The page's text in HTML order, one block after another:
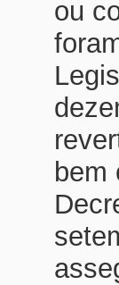
ou
bem